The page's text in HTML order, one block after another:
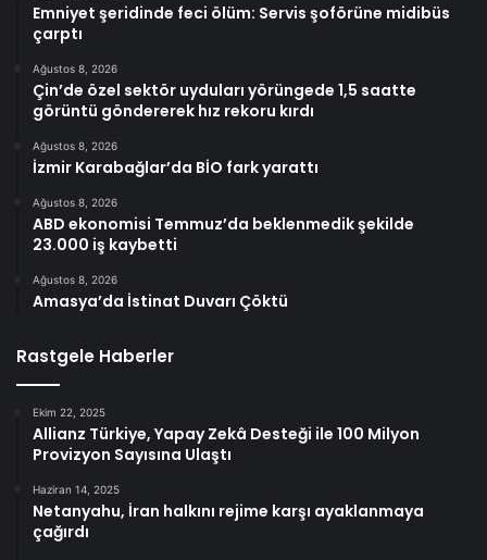
Emniyet şeridinde feci ölüm: Servis şoförüne midibüs
çarptı
Ağustos 8, 2026
Çin’de özel sektör uyduları yörüngede 1,5 saatte
görüntü göndererek hız rekoru kırdı
Ağustos 8, 2026
İzmir Karabağlar’da BİO fark yarattı
Ağustos 8, 2026
ABD ekonomisi Temmuz’da beklenmedik şekilde
23.000 iş kaybetti
Ağustos 8, 2026
Amasya’da İstinat Duvarı Çöktü
Rastgele Haberler
Ekim 22, 2025
Allianz Türkiye, Yapay Zekâ Desteği ile 100 Milyon
Provizyon Sayısına Ulaştı
Haziran 14, 2025
Netanyahu, İran halkını rejime karşı ayaklanmaya
çağırdı